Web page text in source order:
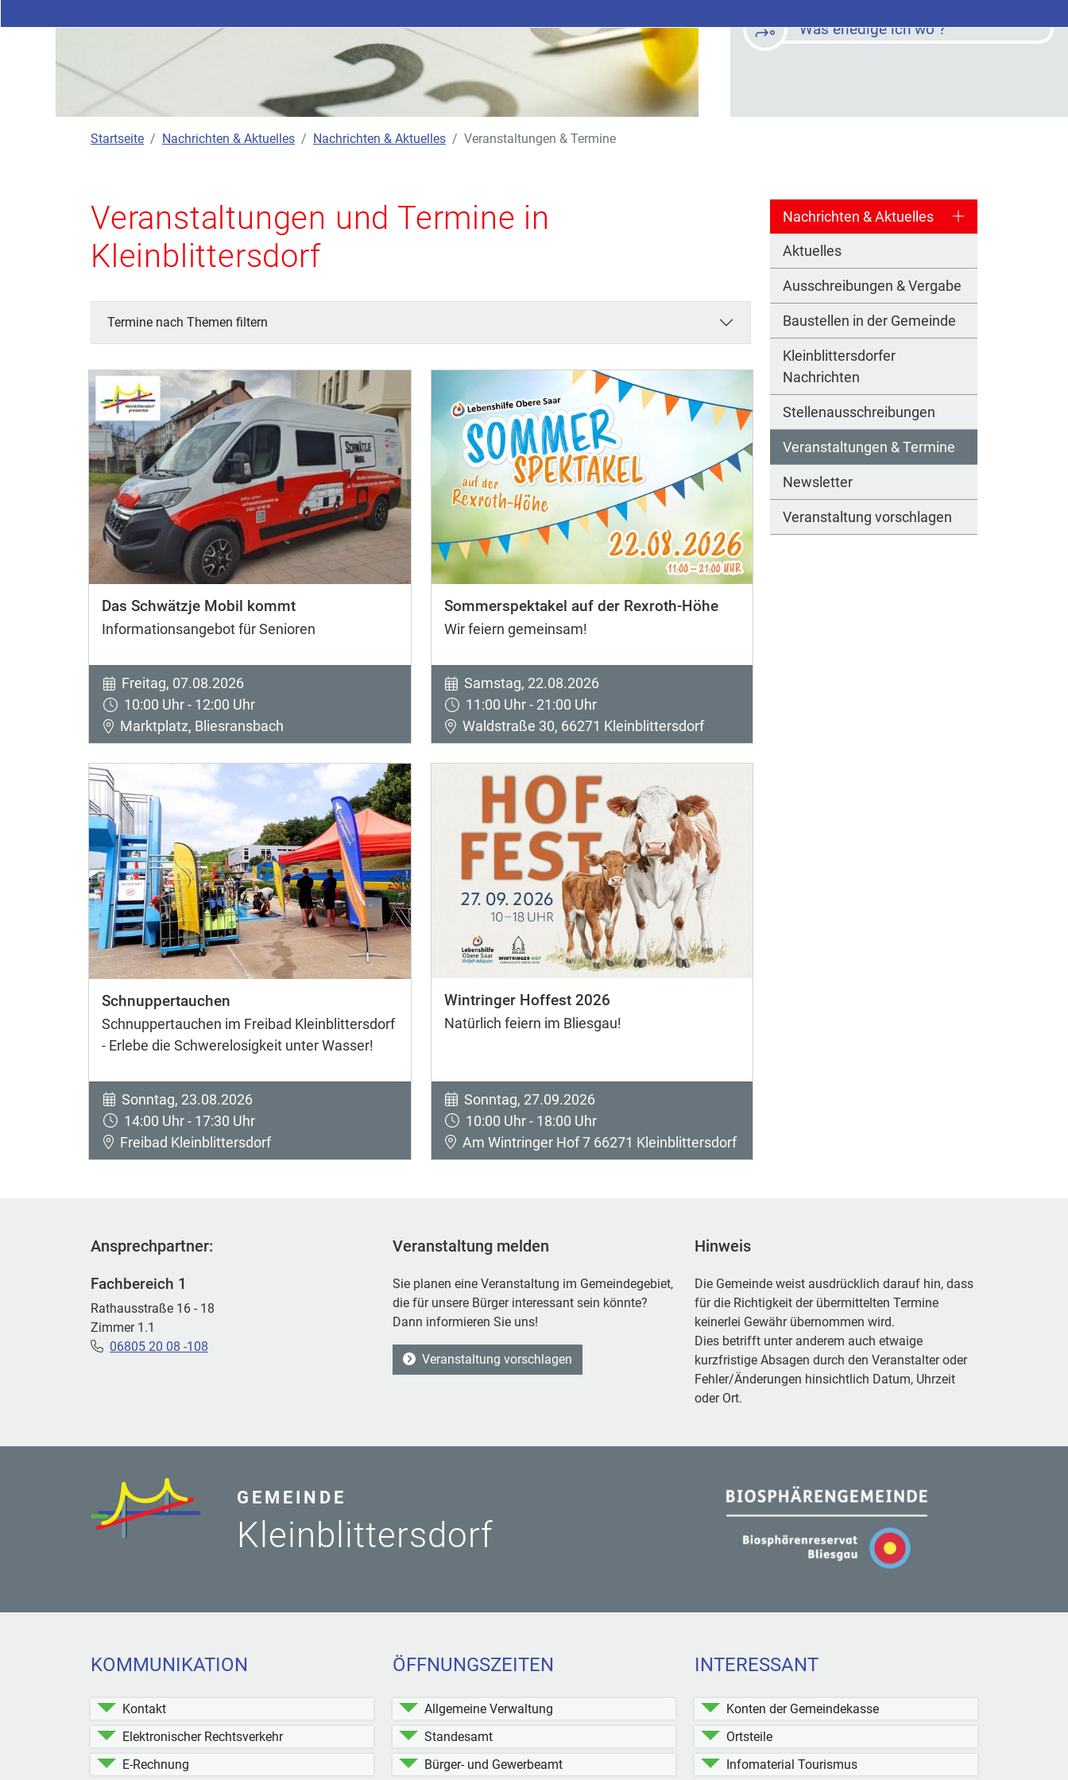
Was erledige ich wo ?
Startseite Nachrichten & Aktuelles Nachrichten & Aktuelles Veranstaltungen & Termine
Nachrichten & Aktuelles
Aktuelles
Ausschreibungen & Vergabe
Baustellen in der Gemeinde
Kleinblittersdorfer
Nachrichten
Stellenausschreibungen
Veranstaltungen & Termine
Newsletter
Veranstaltung vorschlagen
Veranstaltungen und Termine in
Kleinblittersdorf
Termine nach Themen filtern
Das Schwätzje Mobil kommt
Informationsangebot für Senioren
Freitag, 07.08.2026
10:00 Uhr - 12:00 Uhr
Marktplatz, Bliesransbach
Sommerspektakel auf der Rexroth-Höhe
Wir feiern gemeinsam!
Samstag, 22.08.2026
11:00 Uhr - 21:00 Uhr
Waldstraße 30, 66271 Kleinblittersdorf
Schnuppertauchen
Schnuppertauchen im Freibad Kleinblittersdorf
- Erlebe die Schwerelosigkeit unter Wasser!
Sonntag, 23.08.2026
14:00 Uhr - 17:30 Uhr
Freibad Kleinblittersdorf
Wintringer Hoffest 2026
Natürlich feiern im Bliesgau!
Sonntag, 27.09.2026
10:00 Uhr - 18:00 Uhr
Am Wintringer Hof 7 66271 Kleinblittersdorf
Ansprechpartner:
Fachbereich 1
Rathausstraße 16 - 18
Zimmer 1.1
06805 20 08 -108
Veranstaltung melden
Sie planen eine Veranstaltung im Gemeindegebiet,
die für unsere Bürger interessant sein könnte?
Dann informieren Sie uns!
Veranstaltung vorschlagen
Hinweis
Die Gemeinde weist ausdrücklich darauf hin, dass
für die Richtigkeit der übermittelten Termine
keinerlei Gewähr übernommen wird.
Dies betrifft unter anderem auch etwaige
kurzfristige Absagen durch den Veranstalter oder
Fehler/Änderungen hinsichtlich Datum, Uhrzeit
oder Ort.
GEMEINDE
Kleinblittersdorf
KOMMUNIKATION
Kontakt
Elektronischer Rechtsverkehr
E-Rechnung
ÖFFNUNGSZEITEN
Allgemeine Verwaltung
Standesamt
Bürger- und Gewerbeamt
INTERESSANT
Konten der Gemeindekasse
Ortsteile
Infomaterial Tourismus